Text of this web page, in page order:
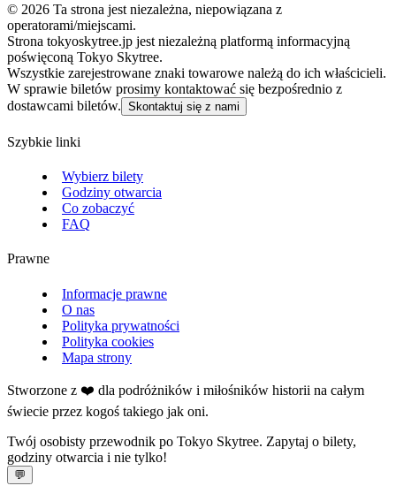
© 2026 Ta strona jest niezależna, niepowiązana z
operatorami/miejscami.
Strona tokyoskytree.jp jest niezależną platformą informacyjną
poświęconą Tokyo Skytree.
Wszystkie zarejestrowane znaki towarowe należą do ich właścicieli.
W sprawie biletów prosimy kontaktować się bezpośrednio z
dostawcami biletów. Skontaktuj się z nami
Szybkie linki
Wybierz bilety
Godziny otwarcia
Co zobaczyć
FAQ
Prawne
Informacje prawne
O nas
Polityka prywatności
Polityka cookies
Mapa strony
Stworzone z ❤️ dla podróżników i miłośników historii na całym
świecie przez kogoś takiego jak oni.
Twój osobisty przewodnik po Tokyo Skytree. Zapytaj o bilety,
godziny otwarcia i nie tylko!
💬